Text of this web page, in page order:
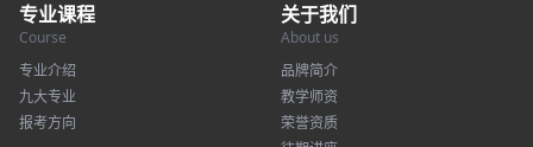
专业课程
Course
专业介绍
九大专业
报考方向
关于我们
About us
品牌简介
教学师资
荣誉资质